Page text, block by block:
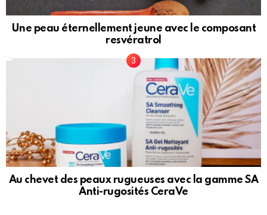
Une peau éternellement jeune avec le composant
resvératrol
Au chevet des peaux rugueuses avec la gamme SA
Anti-rugosités CeraVe